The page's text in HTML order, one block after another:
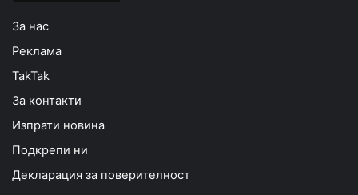
За нас
Реклама
TakTak
За контакти
Изпрати новина
Подкрепи ни
Декларация за поверителност